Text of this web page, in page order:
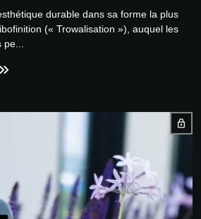
durable dans sa forme la plus
(« Trowalisation »), auquel les